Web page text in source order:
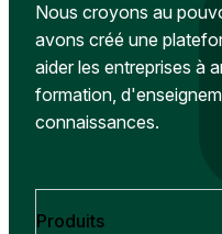
Nous croyons au
avons créé une
aider les entreprises à
formation,
connaissances.
Produits